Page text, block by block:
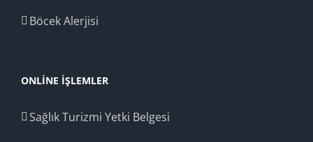
Böcek Alerjisi
ONLINE İŞLEMLER
Sağlık Turizmi Yetki Belgesi